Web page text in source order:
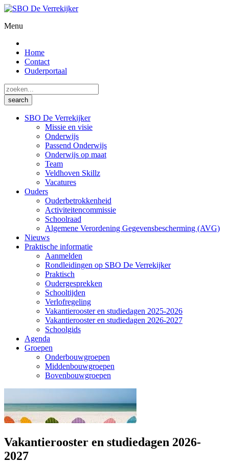
Menu
Home
Contact
Ouderportaal
SBO De Verrekijker
Missie en visie
Onderwijs
Passend Onderwijs
Onderwijs op maat
Team
Veldhoven Skillz
Vacatures
Ouders
Ouderbetrokkenheid
Activiteitencommissie
Schoolraad
Algemene Verordening Gegevensbescherming (AVG)
Nieuws
Praktische informatie
Aanmelden
Rondleidingen op SBO De Verrekijker
Praktisch
Oudergesprekken
Schooltijden
Verlofregeling
Vakantierooster en studiedagen 2025-2026
Vakantierooster en studiedagen 2026-2027
Schoolgids
Agenda
Groepen
Onderbouwgroepen
Middenbouwgroepen
Bovenbouwgroepen
Vakantierooster en studiedagen 2026-
2027